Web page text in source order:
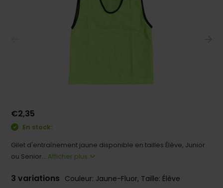
€2,35
En stock:
Gilet d'entraînement jaune disponible en tailles Élève, Junior
ou Senior... Afficher plus
3 variations Couleur: Jaune-Fluor, Taille: Élève